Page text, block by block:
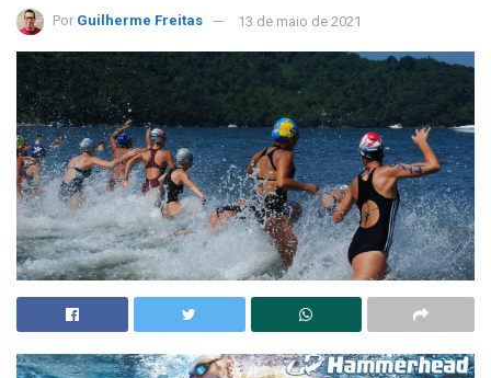
Por Guilherme Freitas 13 de maio de 2021